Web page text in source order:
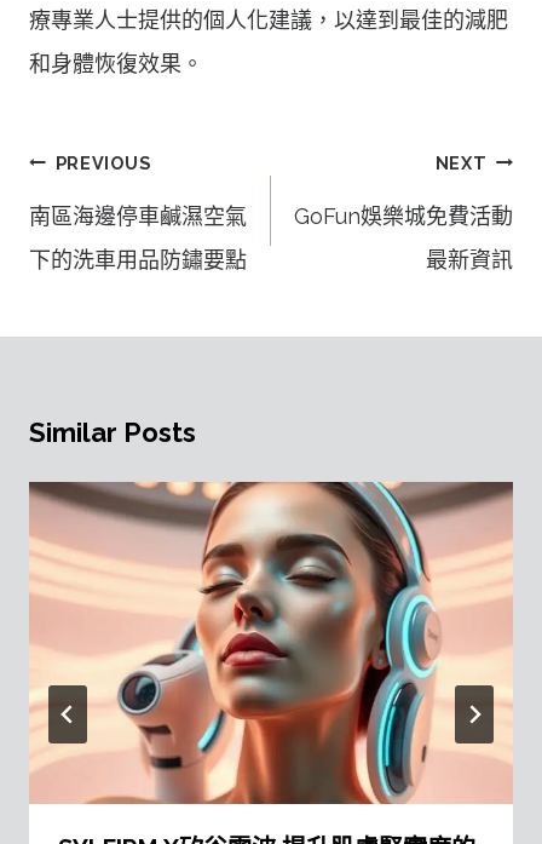
療專業人士提供的個人化建議，以達到最佳的減肥
和身體恢復效果。
文
章
覽
PREVIOUS
南區海邊停車鹹濕空氣
下的洗車用品防鏽要點
NEXT
GoFun娛樂城免費活動
最新資訊
Similar Posts